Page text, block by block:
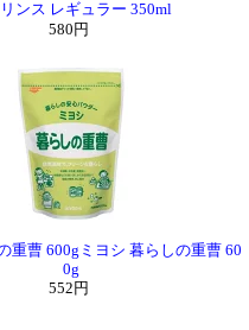
ンス レギュラー 350ml
580円
重曹 600gミヨシ 暮らしの重曹 60
0g
552円